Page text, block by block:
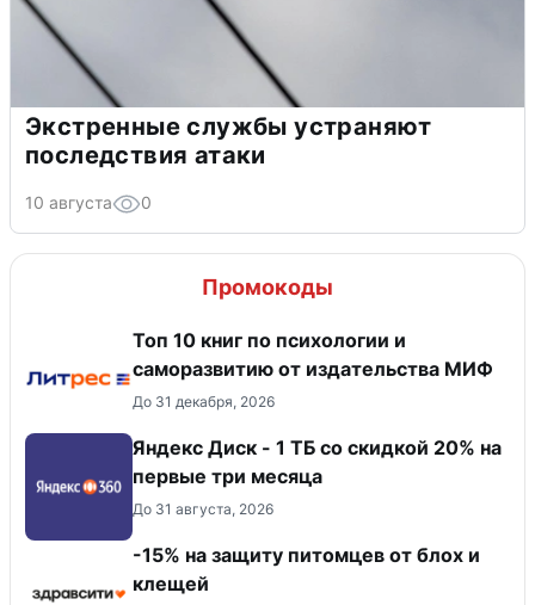
Экстренные службы устраняют
последствия атаки
10 августа 0
Промокоды
Топ 10 книг по психологии и
саморазвитию от издательства МИФ
До 31 декабря, 2026
Яндекс Диск - 1 ТБ со скидкой 20% на
первые три месяца
До 31 августа, 2026
-15% на защиту питомцев от блох и
клещей